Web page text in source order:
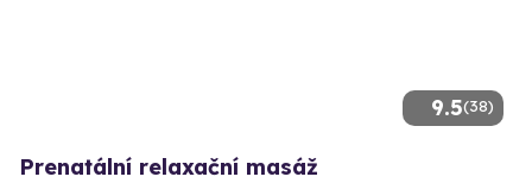
9.5(38)
Prenatální relaxační masáž